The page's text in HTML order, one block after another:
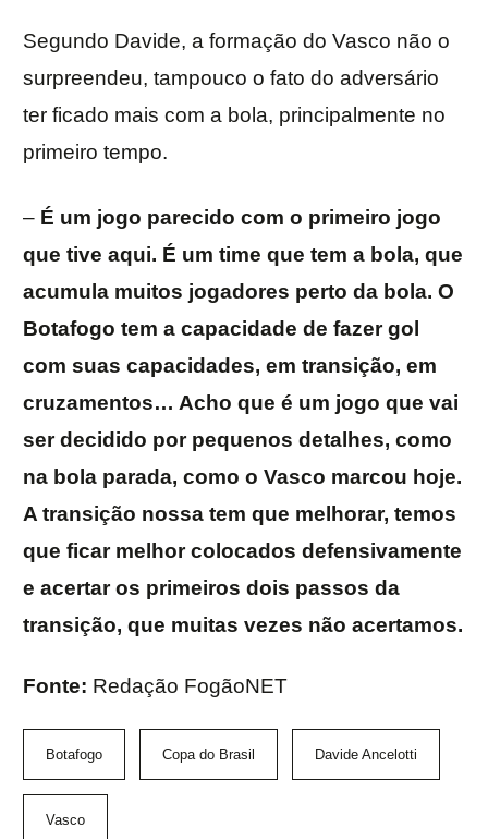
Segundo Davide, a formação do Vasco não o
surpreendeu, tampouco o fato do adversário
ter ficado mais com a bola, principalmente no
primeiro tempo.
– É um jogo parecido com o primeiro jogo
que tive aqui. É um time que tem a bola, que
acumula muitos jogadores perto da bola. O
Botafogo tem a capacidade de fazer gol
com suas capacidades, em transição, em
cruzamentos… Acho que é um jogo que vai
ser decidido por pequenos detalhes, como
na bola parada, como o Vasco marcou hoje.
A transição nossa tem que melhorar, temos
que ficar melhor colocados defensivamente
e acertar os primeiros dois passos da
transição, que muitas vezes não acertamos.
Fonte: Redação FogãoNET
Botafogo Copa do Brasil Davide Ancelotti
Vasco